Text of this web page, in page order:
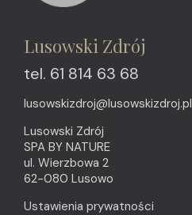
Lusowski Zdrój
tel. 61 814 63 68
lusowskizdroj@lusowskizdroj.pl
Lusowski Zdrój
SPA BY NATURE
ul. Wierzbowa 2
62-080 Lusowo
Ustawienia prywatności